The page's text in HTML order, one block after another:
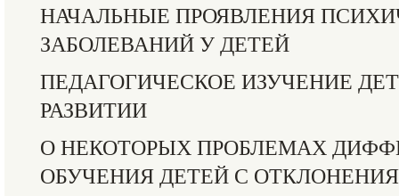
НАЧАЛЬНЫЕ ПРОЯВЛЕНИЯ
ЗАБОЛЕВАНИЙ У ДЕТЕЙ
ПЕДАГОГИЧЕСКОЕ ИЗУЧЕНИЕ
РАЗВИТИИ
О НЕКОТОРЫХ ПРОБЛЕМАХ
ОБУЧЕНИЯ ДЕТЕЙ С